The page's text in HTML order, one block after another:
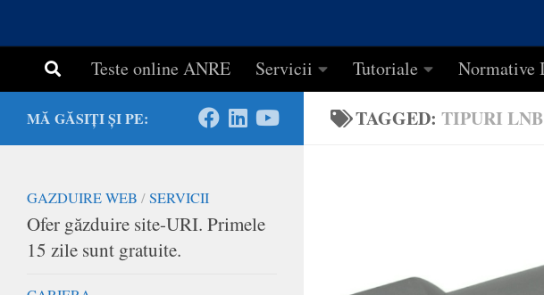
Teste online ANRE Servicii Tutoriale Normative
TAGGED: TIPURI LNB
MĂ GĂSIȚI ȘI PE:
GAZDUIRE WEB /SERVICII
Ofer găzduire site-URI. Primele
15 zile sunt gratuite.